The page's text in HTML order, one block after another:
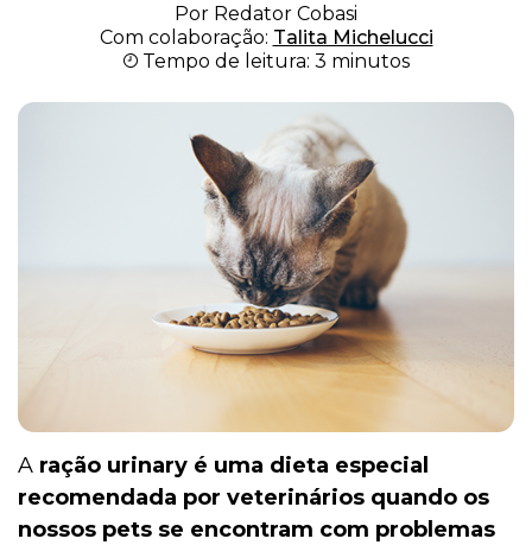
Filhote
Higiene
Saúde
Por Redator Cobasi
Com colaboração: Talita Michelucci
Tempo de leitura: 3 minutos
A ração urinary é uma dieta especial
recomendada por veterinários quando os
nossos pets se encontram com problemas